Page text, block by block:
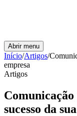
Abrir menu
Início/Artigos/
empresa
Artigos
sucesso da